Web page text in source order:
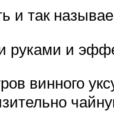
и так
руками и
винного